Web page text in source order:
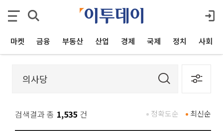
마켓 금융 부동산 산업 경제 국제 정치 사회
검색결과 총 1,535 건 최신순
정확도순